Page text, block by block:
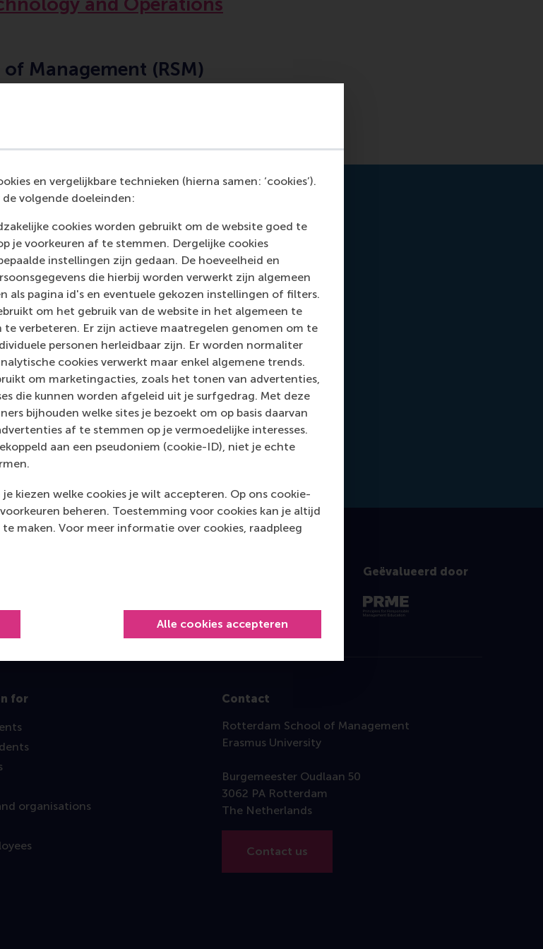
en vergelijkbare technieken (hierna samen: ‘cookies’).
volgende doeleinden:
cookies worden gebruikt om de website goed te
je voorkeuren af te stemmen. Dergelijke cookies
instellingen zijn gedaan. De hoeveelheid en
die hierbij worden verwerkt zijn algemeen
als pagina id's en eventuele gekozen instellingen of filters.
om het gebruik van de website in het algemeen te
te verbeteren. Er zijn actieve maatregelen genomen om te
personen herleidbaar zijn. Er worden normaliter
cookies verwerkt maar enkel algemene trends.
om marketingacties, zoals het tonen van advertenties,
die kunnen worden afgeleid uit je surfgedrag. Met deze
bijhouden welke sites je bezoekt om op basis daarvan
af te stemmen op je vermoedelijke interesses.
aan een pseudoniem (cookie-ID), niet je echte
kiezen welke cookies je wilt accepteren. Op ons cookie-
beheren. Toestemming voor cookies kan je altijd
maken. Voor meer informatie over cookies, raadpleeg
Alle cookies accepteren
Management (RSM)
information
address
Oudlaan 50
Rotterdam
address
1738
Rotterdam
Geëvalueerd door
for
organisations
Contact
Rotterdam School of Management
Erasmus University
Burgemeester Oudlaan 50
3062 PA Rotterdam
The Netherlands
Contact us